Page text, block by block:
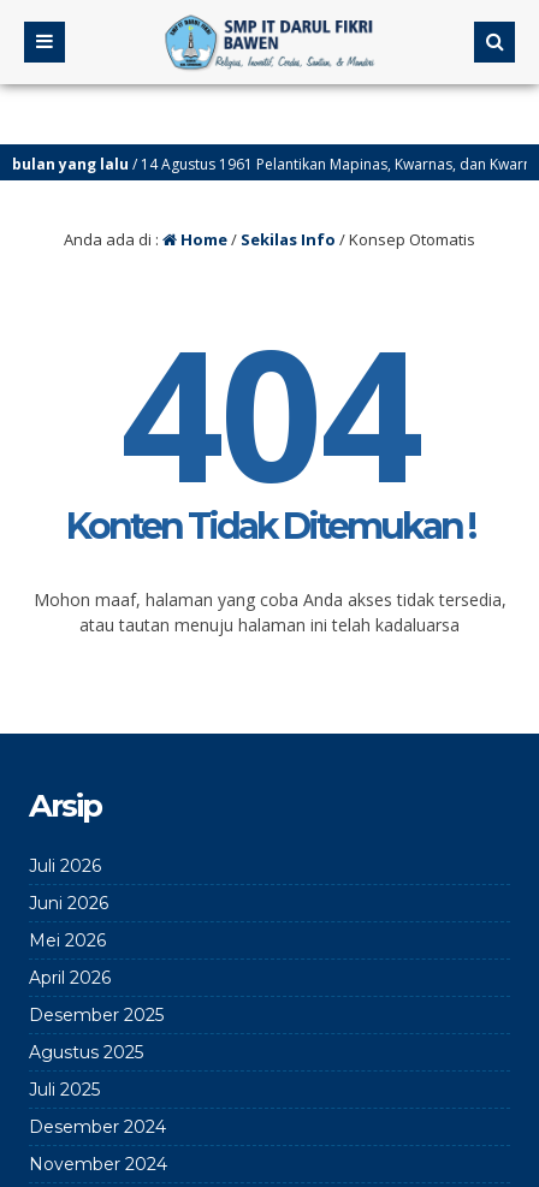
yang lalu/ 14 Agustus 1961 Pelantikan Mapinas, Kwarnas, dan
yang lalu/ 14 Agustus 1950 Hari Jadi Provinsi Kalimantan Selatan.
Anda ada di : Home/ Sekilas Info /Konsep Otomatis
404
Konten Tidak Ditemukan !
Mohon maaf, halaman yang coba Anda akses tidak tersedia,
atau tautan menuju halaman ini telah kadaluarsa
Arsip
Juli 2026
Juni 2026
Mei 2026
April 2026
Desember 2025
Agustus 2025
Juli 2025
Desember 2024
November 2024